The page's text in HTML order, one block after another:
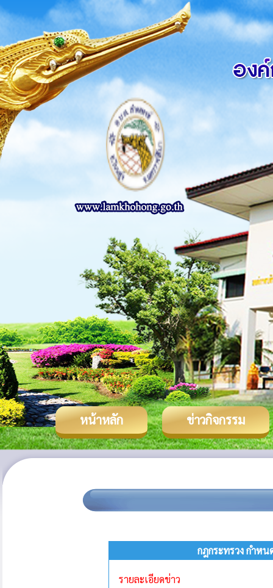
หน้าหลัก ข่าวกิจกรรม
กฎกระทรวง กำห
รายละเอียดข่าว